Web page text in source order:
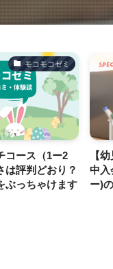
モコモコゼミ
コース（1ー2
は評判どおり？
ぶっちゃけます
【
中入
ー)